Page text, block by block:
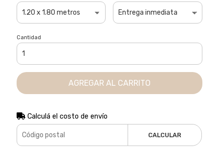
Cantidad
AGREGAR AL CARRITO
Calculá el costo de envío
CALCULAR